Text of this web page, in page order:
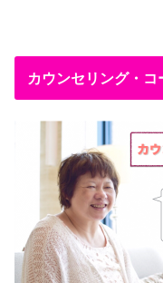
カウンセリング・